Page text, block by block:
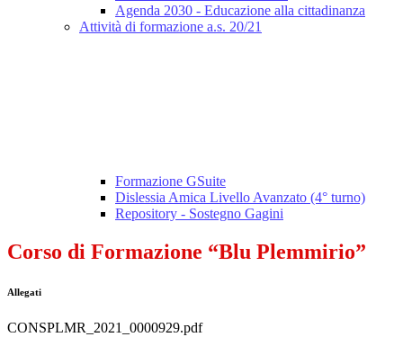
Agenda 2030 - Educazione alla cittadinanza
Attività di formazione a.s. 20/21
Formazione GSuite
Dislessia Amica Livello Avanzato (4° turno)
Repository - Sostegno Gagini
Corso di Formazione “Blu Plemmirio”
Allegati
CONSPLMR_2021_0000929.pdf